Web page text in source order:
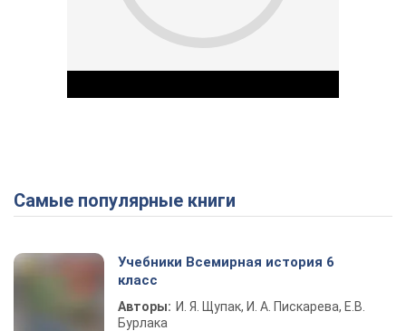
Play Video
Самые популярные книги
Учебники Всемирная история 6
класс
Авторы: И. Я. Щупак, И. А. Пискарева, Е.В.
Бурлака